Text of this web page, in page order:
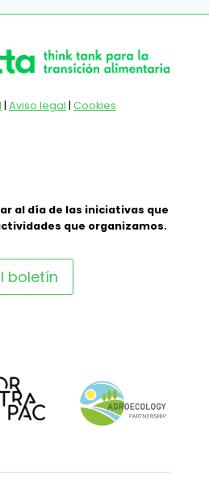
| Aviso legal | Cookies
al día de las iniciativas que
que organizamos.
boletín